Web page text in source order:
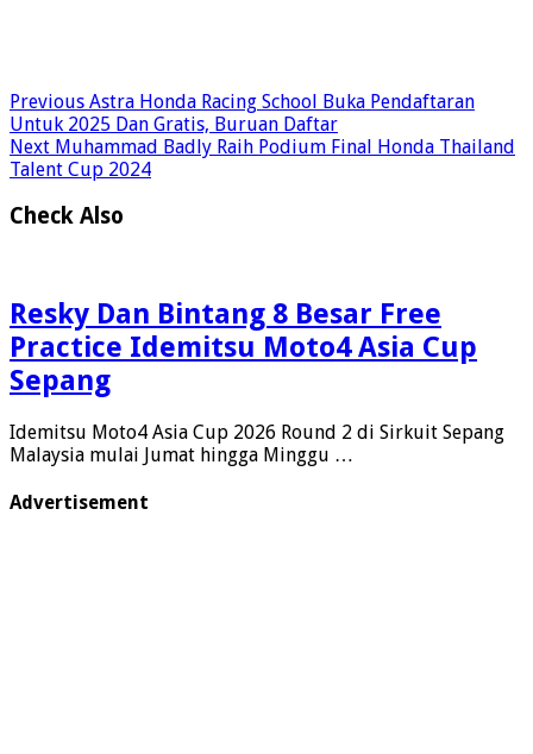
Previous Astra Honda Racing School Buka Pendaftaran
Untuk 2025 Dan Gratis, Buruan Daftar
Next Muhammad Badly Raih Podium Final Honda Thailand
Talent Cup 2024
Check Also
Resky Dan Bintang 8 Besar Free
Practice Idemitsu Moto4 Asia Cup
Sepang
Idemitsu Moto4 Asia Cup 2026 Round 2 di Sirkuit Sepang
Malaysia mulai Jumat hingga Minggu …
Advertisement